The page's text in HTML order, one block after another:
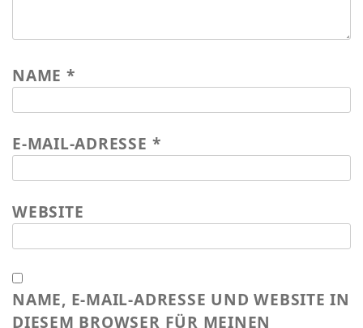
NAME *
E-MAIL-ADRESSE *
WEBSITE
NAME, E-MAIL-ADRESSE UND WEBSITE IN
DIESEM BROWSER FÜR MEINEN